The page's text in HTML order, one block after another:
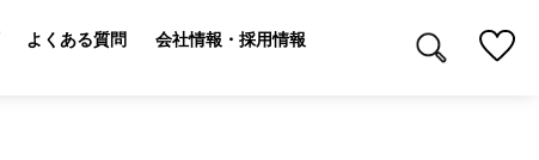
よくある質問 会社情報・採用情報